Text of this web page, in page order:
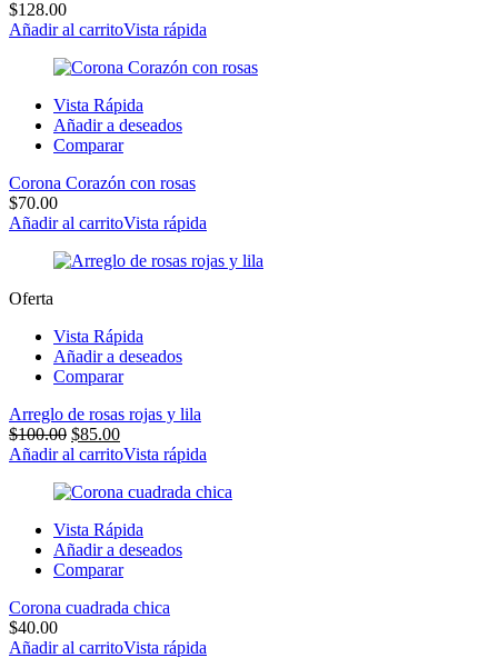
$128.00
Añadir al carritoVista rápida
Vista Rápida
Añadir a deseados
Comparar
Corona Corazón con rosas
$70.00
Añadir al carritoVista rápida
Oferta
Vista Rápida
Añadir a deseados
Comparar
Arreglo de rosas rojas y lila
$100.00 $85.00
Añadir al carritoVista rápida
Vista Rápida
Añadir a deseados
Comparar
Corona cuadrada chica
$40.00
Añadir al carritoVista rápida